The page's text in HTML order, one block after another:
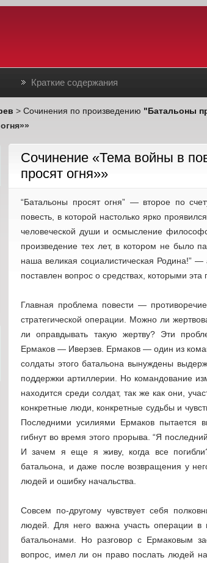
Краткие содержания
> Сочинения по произведению "Батальоны
Cочинение «Тема войны в
просят огня»»
“Батальоны просят огня” — второе по
повесть, в которой настолько ярко
человеческой души и осмысление
произведение тех лет, в котором не было
наша великая социалистическая Родина!”
поставлен вопрос о средствах, которыми эта
Главная проблема повести —
стратегической операции. Можно ли
ли оправдывать такую жертву? Эти
Ермаков — Иверзев. Ермаков — один из
солдаты этого батальона вынуждены
поддержки артиллерии. Но командование
находится среди солдат, так же как они,
конкретные люди, конкретные судьбы и
Последними усилиями Ермаков пытается
гибнут во время этого прорыва. “Я
И зачем я еще я живу, когда все
батальона, и даже после возвращения у
людей и ошибку начальства.
Совсем по-другому чувствует себя
людей. Для него важна участь операции
батальонами. Но разговор с Ермаковым
вопрос, имел ли он право послать людей